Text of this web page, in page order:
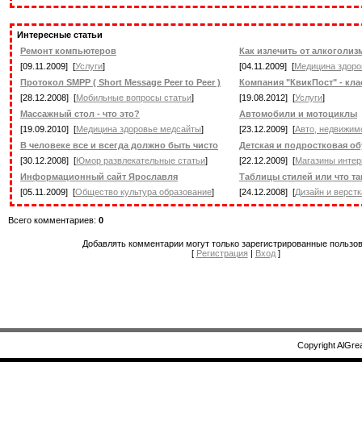
Интересные статьи
Ремонт компьютеров
[09.11.2009] [Услуги]
Как излечить от
[04.11.2009] [Медицина
Протокол SMPP ( Short Message Peer to Peer )
[28.12.2008] [Мобильные вопросы статьи]
Компания "КвикПост" -
[19.08.2012] [Услуги]
Массажный стол - что это?
[19.09.2010] [Медицина здоровье медсайты]
Автомобили и мотоциклы
[23.12.2009] [Авто,
В человеке все и всегда должно быть чисто
[30.12.2008] [Юмор развлекательные статьи]
Детская и подростковая
[22.12.2009] [Магазины
Информационный сайт Ярославля
[05.11.2009] [Общество культура образование]
Таблицы стилей или что
[24.12.2008] [Дизайн и
Всего комментариев: 0
Добавлять комментарии могут только зарегистрированные
[ Регистрация | Вход]
Copyright